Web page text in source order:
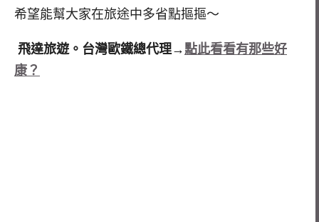
希望能幫大家在旅途中多省點摳摳～
飛達旅遊。台灣歐鐵總代理→ 點此看看有那些好
康？